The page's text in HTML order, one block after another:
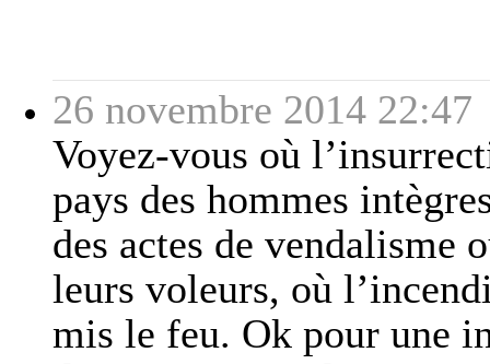
26 novembre 2014 22:47
Voyez-vous où
pays des hommes
des actes de vendalisme
leurs voleurs, où
mis le feu. Ok pour une